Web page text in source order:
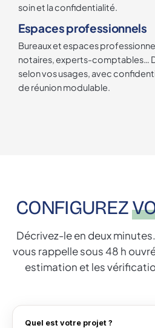
soin et la confidentialité.
Espaces professionnels
Bureaux et espaces
notaires, experts-comptables…
selon vos usages, avec
de réunion modulable.
CONFIGUREZ
Décrivez-le en deux
vous rappelle sous 48 h
estimation et les
Quel est votre projet ?